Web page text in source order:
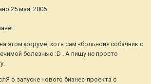
25 мая, 2006
этом форуме, хотя сам «больной» собачник с
болезнью :D . А пишу не просто
о запуске нового бизнес-проекта с